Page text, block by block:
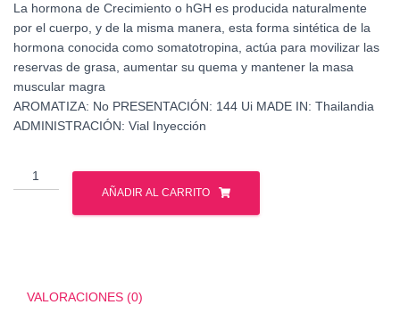
was:
2,000.00$.
is:
1,500.00$.
La hormona de Crecimiento o hGH es producida naturalmente
por el cuerpo, y de la misma manera, esta forma sintética de la
hormona conocida como somatotropina, actúa para movilizar las
reservas de grasa, aumentar su quema y mantener la masa
muscular magra
AROMATIZA: No PRESENTACIÓN: 144 Ui MADE IN: Thailandia
ADMINISTRACIÓN: Vial Inyección
Humantropin
144ui
AÑADIR AL CARRITO
VALORACIONES (0)